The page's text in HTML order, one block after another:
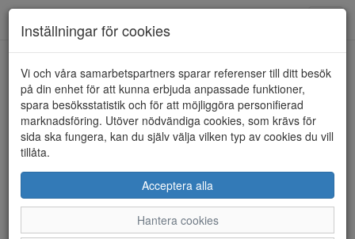
HEM PAX
Inställningar för cookies
Vi och våra samarbetspartners sparar referenser till ditt besök
på din enhet för att kunna erbjuda anpassade funktioner,
spara besöksstatistik och för att möjliggöra personifierad
marknadsföring. Utöver nödvändiga cookies, som krävs för
sida ska fungera, kan du själv välja vilken typ av cookies du vill
tillåta.
Acceptera alla
Hantera cookies